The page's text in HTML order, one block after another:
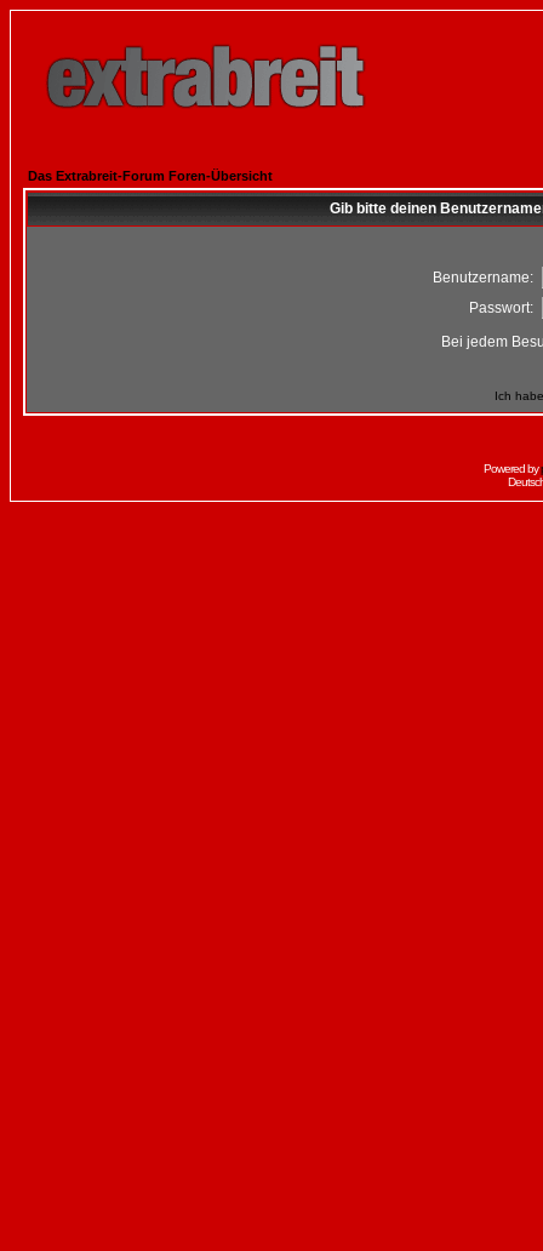
Das Extrabreit-Forum Foren-Übersicht
Gib bitte deinen
Benutzername:
Passwort:
Bei jedem
Ich
Powered by